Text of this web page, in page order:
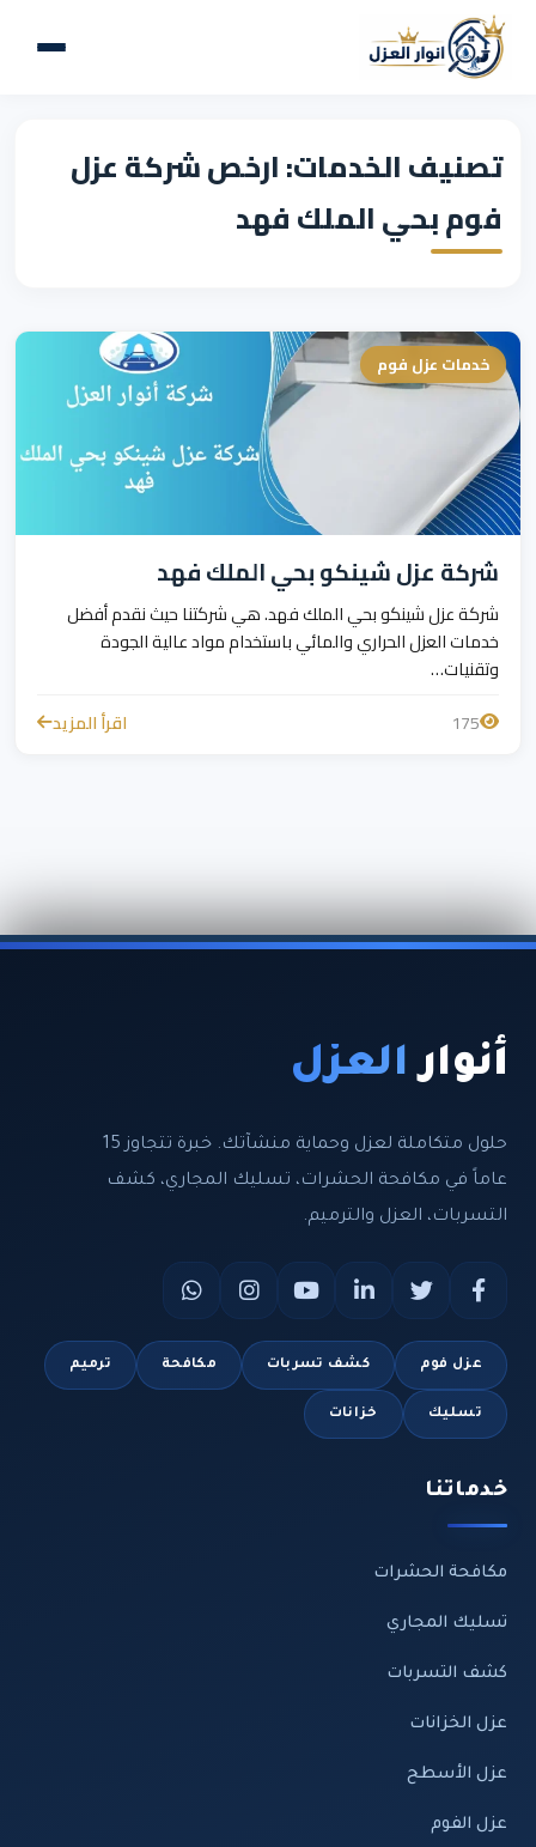
تصنيف الخدمات: ارخص شركة عزل
فوم بحي الملك فهد
خدمات عزل فوم
شركة عزل شينكو بحي الملك فهد
شركة عزل شينكو بحي الملك فهد. هي شركتنا حيث نقدم أفضل
خدمات العزل الحراري والمائي باستخدام مواد عالية الجودة
وتقنيات…
175
اقرأ المزيد
أنوار العزل
حلول متكاملة لعزل وحماية منشآتك. خبرة تتجاوز 15
عاماً في مكافحة الحشرات، تسليك المجاري، كشف
التسربات، العزل والترميم.
عزل فوم كشف تسربات مكافحة ترميم
تسليك خزانات
خدماتنا
مكافحة الحشرات
تسليك المجاري
كشف التسربات
عزل الخزانات
عزل الأسطح
عزل الفوم